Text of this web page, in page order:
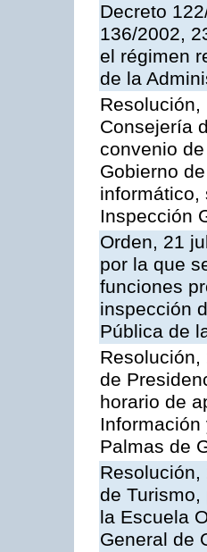
Decreto
136/2002,
el régimen
de la
Consejería
convenio
Gobierno
informático,
Inspección
Orden, 21
por la que
funciones
inspección
Pública de
de
horario de
Palmas de
de
la Escuela
General de